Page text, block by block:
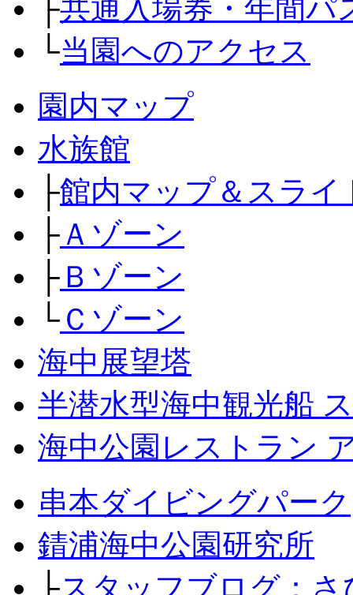
├共通入場券・年間パ
└当園へのアクセス
園内マップ
水族館
├館内マップ＆スライ
├ Ａゾーン
├ Ｂゾーン
└ Ｃゾーン
海中展望塔
半潜水型海中観光船
海中公園レストラン
串本ダイビングパーク
錆浦海中公園研究所
├スタッフブログ：